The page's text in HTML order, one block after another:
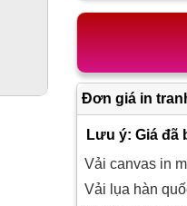
Đơn giá in
Lưu ý: Giá đã
Vải canvas in
Vải lụa hàn